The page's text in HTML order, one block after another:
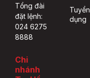
Tổng đài
đặt lệnh:
024 6275
8888
Chi
nhánh
Tuyển
dụng